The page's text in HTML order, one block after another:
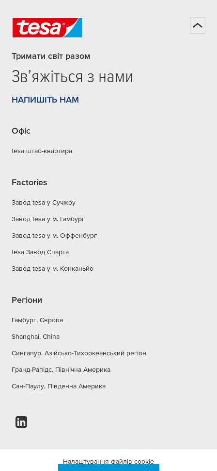
Тримати світ разом
Зв’яжіться з нами
НАПИШІТЬ НАМ
Офіс
tesa штаб-квартира
Factories
Завод tesa у Сучжоу
Завод tesa у м. Гамбург
Завод tesa у м. Оффенбург
tesa Завод Спарта
Завод tesa у м. Конканьйо
Регіони
Гамбург, Європа
Shanghai, China
Сингапур, Азійсько-Тихоокеанський регіон
Гранд-Рапідс, Північна Америка
Сан-Паулу, Південна Америка
Налаштування файлів cookie